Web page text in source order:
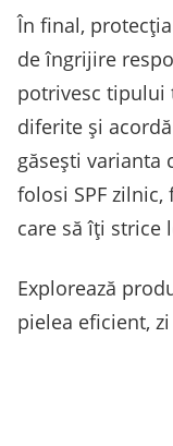
În final,
de îngrijire
potrivesc tipului
diferite și
găsești varianta
folosi SPF
care să îți strice
Explorează
pielea eficient,